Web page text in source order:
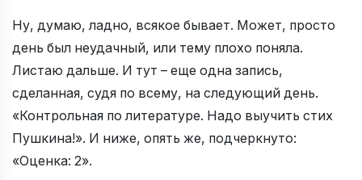
Ну, думаю, ладно, всякое бывает. Может, просто
день был неудачный, или тему плохо поняла.
Листаю дальше. И тут – еще одна запись,
сделанная, судя по всему, на следующий день.
«Контрольная по литературе. Надо выучить стих
Пушкина!». И ниже, опять же, подчеркнуто:
«Оценка: 2».